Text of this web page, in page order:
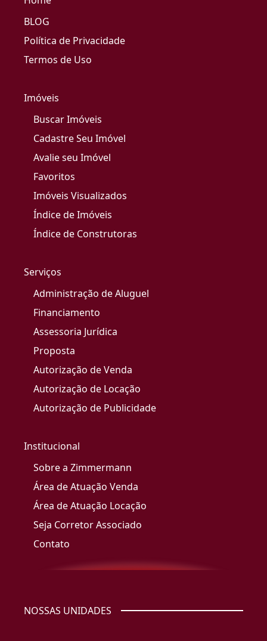
BLOG
Política de Privacidade
Termos de Uso
Imóveis
Buscar Imóveis
Cadastre Seu Imóvel
Avalie seu Imóvel
Favoritos
Imóveis Visualizados
Índice de Imóveis
Índice de Construtoras
Serviços
Administração de Aluguel
Financiamento
Assessoria Jurídica
Proposta
Autorização de Venda
Autorização de Locação
Autorização de Publicidade
Institucional
Sobre a Zimmermann
Área de Atuação Venda
Área de Atuação Locação
Seja Corretor Associado
Contato
NOSSAS UNIDADES